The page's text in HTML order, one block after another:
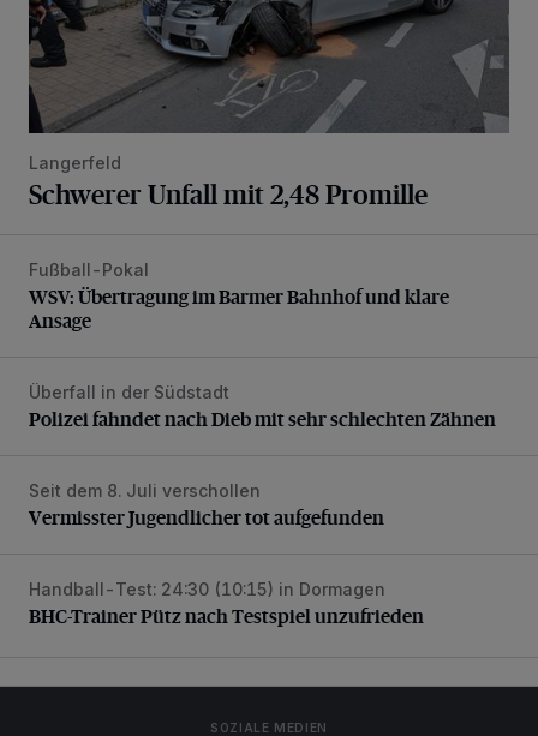
Langerfeld
Schwerer Unfall mit 2,48 Promille
WSV: Übertragung im Barmer Bahnhof und klare Ansage
Fußball-Pokal
WSV: Übertragung im Barmer Bahnhof und klare
Ansage
Polizei fahndet nach Dieb mit sehr schlechten Zähnen
Überfall in der Südstadt
Polizei fahndet nach Dieb mit sehr schlechten Zähnen
Vermisster Jugendlicher tot aufgefunden
Seit dem 8. Juli verschollen
Vermisster Jugendlicher tot aufgefunden
BHC-Trainer Pütz nach Testspiel unzufrieden
Handball-Test: 24:30 (10:15) in Dormagen
BHC-Trainer Pütz nach Testspiel unzufrieden
SOZIALE MEDIEN